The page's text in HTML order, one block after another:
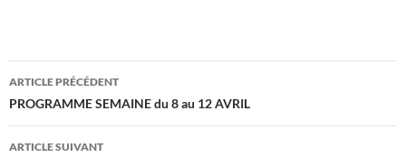
Navigation
des
articles
ARTICLE PRÉCÉDENT
PROGRAMME SEMAINE du 8 au 12 AVRIL
ARTICLE SUIVANT